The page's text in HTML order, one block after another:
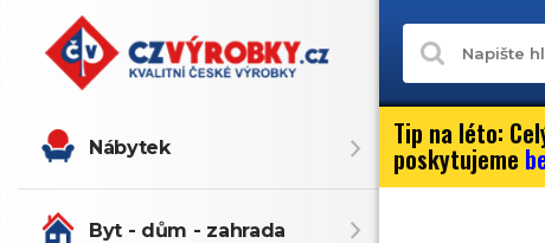
Nábytek
Byt - dům - zahrada
Tip na léto:
poskytujeme